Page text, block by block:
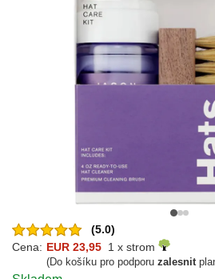
(5.0)
Cena: EUR 23,95 1 x strom
(Do košíku pro podporu zalesnit